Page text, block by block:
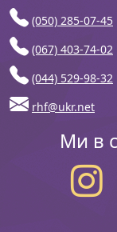
(050) 285-07-45
(067) 403-74-02
(044) 529-98-32
rhf@ukr.net
Ми в